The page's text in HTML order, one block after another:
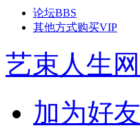
论坛BBS
其他方式购买VIP
艺束人生网
加为好友